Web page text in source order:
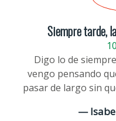
Siempre tarde,
Digo lo de
vengo pensando
pasar de largo sin
—